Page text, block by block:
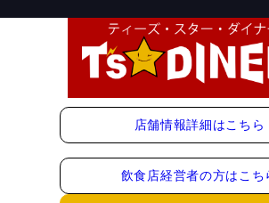
店舗情報詳細はこちら
飲食店経営者の方はこち